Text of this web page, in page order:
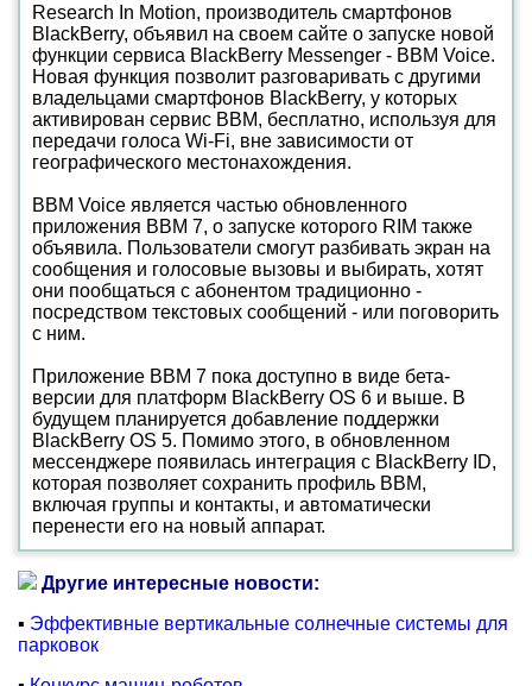
Research In Motion, производитель смартфонов
BlackBerry, объявил на своем сайте о запуске новой
функции сервиса BlackBerry Messenger - BBM Voice.
Новая функция позволит разговаривать с другими
владельцами смартфонов BlackBerry, у которых
активирован сервис BBM, бесплатно, используя для
передачи голоса Wi-Fi, вне зависимости от
географического местонахождения.
BBM Voice является частью обновленного
приложения BBM 7, о запуске которого RIM также
объявила. Пользователи смогут разбивать экран на
сообщения и голосовые вызовы и выбирать, хотят
они пообщаться с абонентом традиционно -
посредством текстовых сообщений - или поговорить
с ним.
Приложение BBM 7 пока доступно в виде бета-
версии для платформ BlackBerry OS 6 и выше. В
будущем планируется добавление поддержки
BlackBerry OS 5. Помимо этого, в обновленном
мессенджере появилась интеграция с BlackBerry ID,
которая позволяет сохранить профиль BBM,
включая группы и контакты, и автоматически
перенести его на новый аппарат.
Другие интересные новости:
▪ Эффективные вертикальные солнечные системы для
парковок